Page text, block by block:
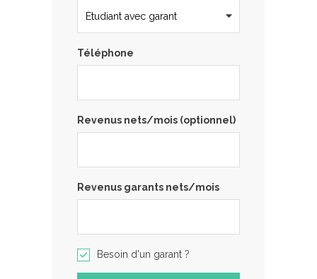
Téléphone
Revenus nets/mois (optionnel)
Revenus garants nets/mois
Besoin d'un garant ?